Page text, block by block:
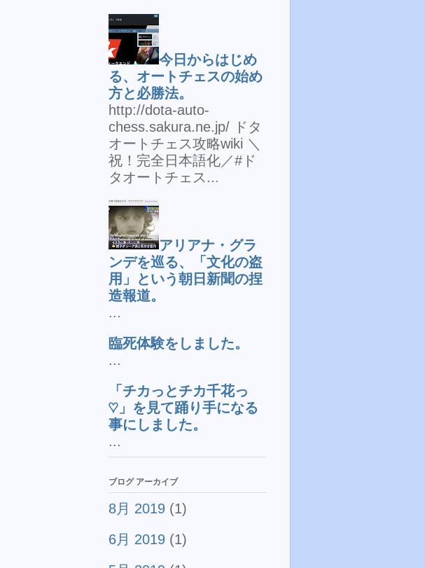
今日からはじめ
る、オートチェスの始め
方と必勝法。
http://dota-auto-
chess.sakura.ne.jp/ ドタ
オートチェス攻略wiki ＼
祝！完全日本語化／#ド
タオートチェス...
アリアナ・グラ
ンデを巡る、「文化の盗
用」という朝日新聞の捏
造報道。
...
臨死体験をしました。
...
「チカっとチカ千花っ
♡」を見て踊り手になる
事にしました。
...
ブログ アーカイブ
8月 2019 (1)
6月 2019 (1)